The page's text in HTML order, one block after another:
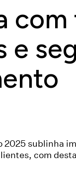
com
e
2025 sublinha
com